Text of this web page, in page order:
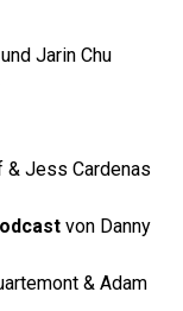
Jarin Chu
& Jess Cardenas
von Danny
& Adam